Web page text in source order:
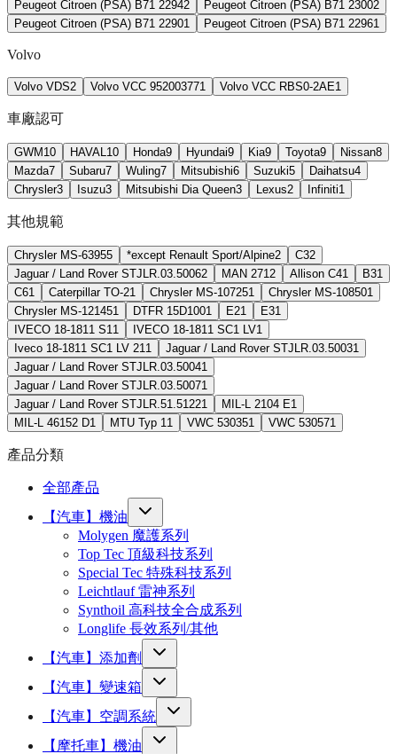
Peugeot Citroen (PSA) B71 22942 Peugeot Citroen (PSA) B71 23002
Peugeot Citroen (PSA) B71 22901 Peugeot Citroen (PSA) B71 22961
Volvo
Volvo VDS2 Volvo VCC 952003771 Volvo VCC RBS0-2AE1
車廠認可
GWM 10 HAVAL 10 Honda9 Hyundai9 Kia9 Toyota9 Nissan8
Mazda7 Subaru7 Wuling7 Mitsubishi6 Suzuki5 Daihatsu4
Chrysler3 Isuzu3 Mitsubishi Dia Queen3 Lexus2 Infiniti1
其他規範
Chrysler MS-63955 *except Renault Sport/Alpine2 C32
Jaguar / Land Rover STJLR.03.50062 MAN 271 2 Allison C41 B31
C61 Caterpillar TO-21 Chrysler MS-107251 Chrysler MS-108501
Chrysler MS-121451 DTFR 15D1001 E21 E31
IVECO 18-1811 S1 1 IVECO 18-1811 SC1 LV1
Iveco 18-1811 SC1 LV 21 1 Jaguar / Land Rover STJLR.03.50031
Jaguar / Land Rover STJLR.03.50041
Jaguar / Land Rover STJLR.03.50071
Jaguar / Land Rover STJLR.51.51221 MIL-L 2104 E1
MIL-L 46152 D1 MTU Typ 1 1 VWC 530351 VWC 530571
產品分類
全部產品
【汽車】機油
Molygen 魔護系列
Top Tec 頂級科技系列
Special Tec 特殊科技系列
Leichtlauf 雷神系列
Synthoil 高科技全合成系列
Longlife 長效系列/其他
【汽車】添加劑
【汽車】變速箱
【汽車】空調系統
【摩托車】機油